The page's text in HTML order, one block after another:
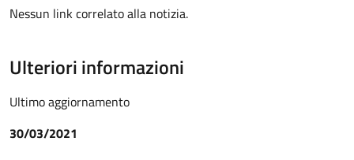
Nessun link correlato alla notizia.
Ulteriori informazioni
Ultimo aggiornamento
30/03/2021